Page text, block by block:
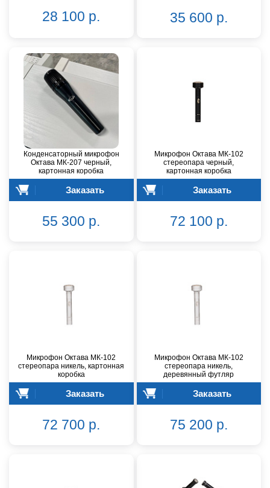
28 100 р. 35 600 р.
Конденсаторный микрофон
Октава МК-207 черный,
картонная коробка
Заказать
55 300 р.
Микрофон Октава МК-102
стереопара черный,
картонная коробка
Заказать
72 100 р.
Микрофон Октава МК-102
стереопара никель, картонная
коробка
Заказать
72 700 р.
Микрофон Октава МК-102
стереопара никель,
деревянный футляр
Заказать
75 200 р.